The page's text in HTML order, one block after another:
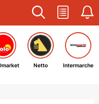
Netto Intermarche